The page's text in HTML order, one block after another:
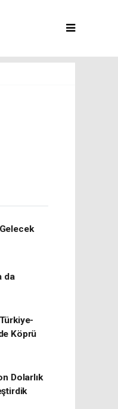
da
Köprü
Dolarlık